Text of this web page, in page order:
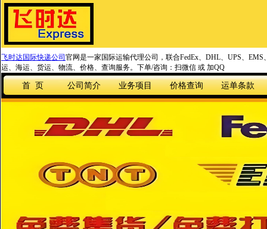
飞时达国际快递公司 官网是一家国际运输代理公司，联合FedEx、DHL、UPS、
运、海运、货运、物流、价格、查询服务。下单/咨询：扫微信 或 加QQ
首 页 公司简介 业务项目 价格查询 运单条款